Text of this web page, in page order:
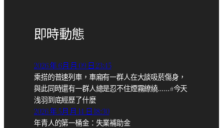
即時動態
2026 年 6月 月 09 日 23:45
乘搭的普速列車，車廂有一群人在大談吸菸傷身，
與此同時還有一群人總是忍不住煙霧繚繞……#今天
浅羽到底經歷了什麼
2026 年 5月 月 14 日 18:30
年青人的第一桶金：失業補助金